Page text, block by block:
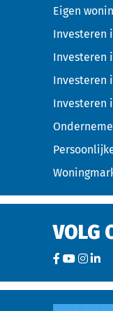
Eigen
Investeren
Investeren
Investeren
Investeren
VOLG